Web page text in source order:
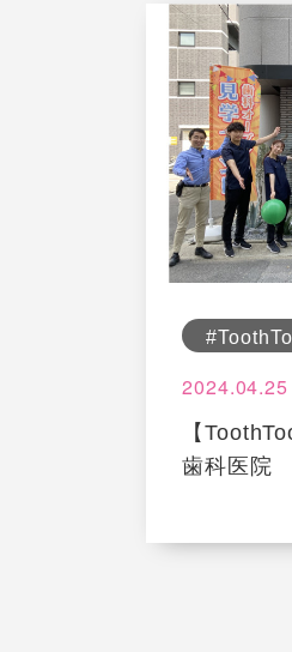
2024.04.25
【
歯科医院